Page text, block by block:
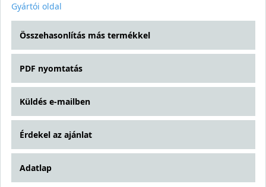
Gyártói oldal
Összehasonlítás más termékkel
PDF nyomtatás
Küldés e-mailben
Érdekel az ajánlat
Adatlap